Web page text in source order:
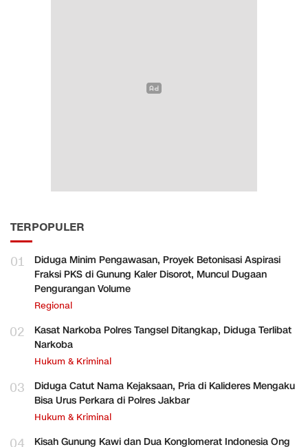
TERPOPULER
01
Diduga Minim Pengawasan, Proyek Betonisasi Aspirasi
Fraksi PKS di Gunung Kaler Disorot, Muncul Dugaan
Pengurangan Volume
Regional
02
Kasat Narkoba Polres Tangsel Ditangkap, Diduga Terlibat
Narkoba
Hukum & Kriminal
03
Diduga Catut Nama Kejaksaan, Pria di Kalideres Mengaku
Bisa Urus Perkara di Polres Jakbar
Hukum & Kriminal
Kisah Gunung Kawi dan Dua Konglomerat Indonesia Ong